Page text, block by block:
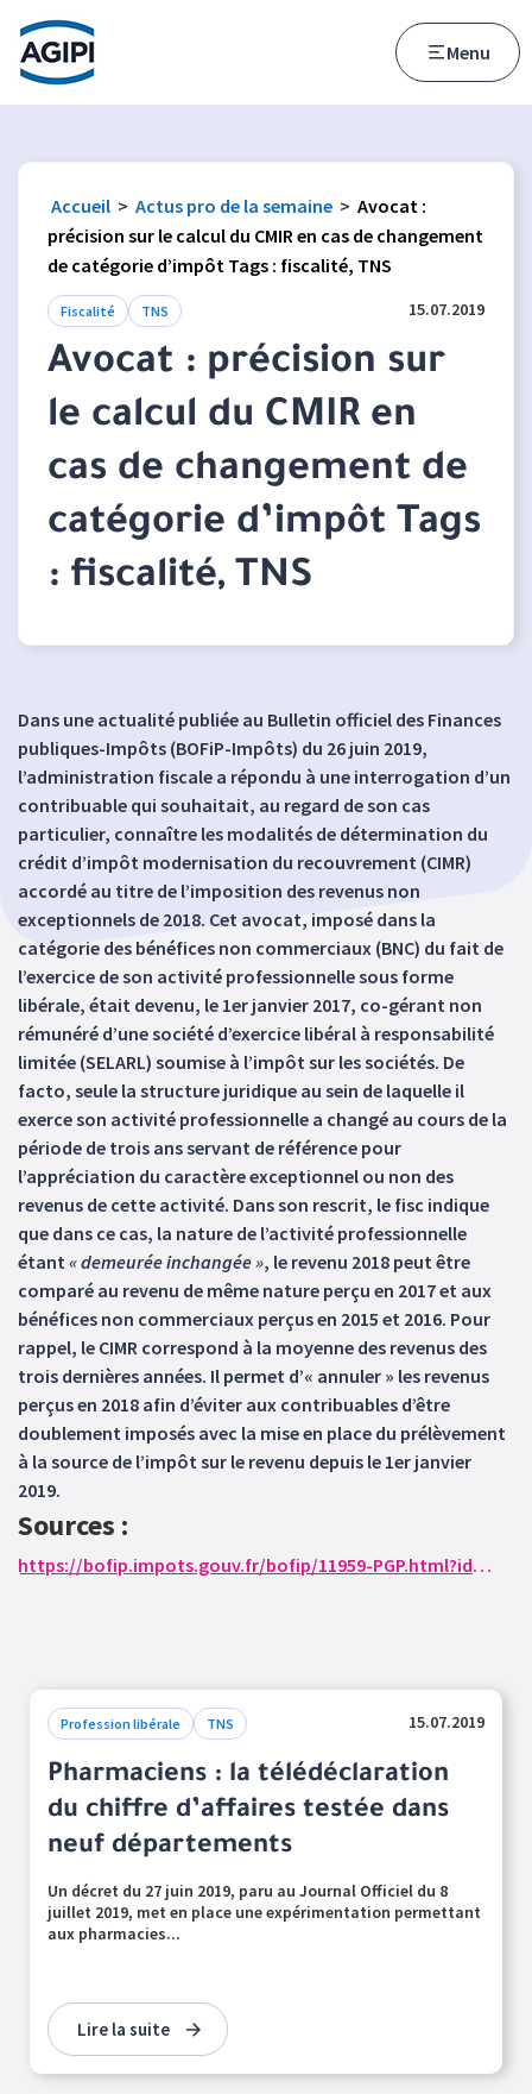
Accès au menu
Accès au contenu principal
Menu
Accueil > Actus pro de la semaine > Avocat :
précision sur le calcul du CMIR en cas de changement
de catégorie d’impôt Tags : fiscalité, TNS
Fiscalité TNS 15.07.2019
Avocat : précision sur
le calcul du CMIR en
cas de changement de
catégorie d’impôt Tags
: fiscalité, TNS
Dans une actualité publiée au Bulletin officiel des Finances
publiques-Impôts (BOFiP-Impôts) du 26 juin 2019,
l’administration fiscale a répondu à une interrogation d’un
contribuable qui souhaitait, au regard de son cas
particulier, connaître les modalités de détermination du
crédit d’impôt modernisation du recouvrement (CIMR)
accordé au titre de l’imposition des revenus non
exceptionnels de 2018. Cet avocat, imposé dans la
catégorie des bénéfices non commerciaux (BNC) du fait de
l’exercice de son activité professionnelle sous forme
libérale, était devenu, le 1er janvier 2017, co-gérant non
rémunéré d’une société d’exercice libéral à responsabilité
limitée (SELARL) soumise à l’impôt sur les sociétés. De
facto, seule la structure juridique au sein de laquelle il
exerce son activité professionnelle a changé au cours de la
période de trois ans servant de référence pour
l’appréciation du caractère exceptionnel ou non des
revenus de cette activité. Dans son rescrit, le fisc indique
que dans ce cas, la nature de l’activité professionnelle
étant « demeurée inchangée », le revenu 2018 peut être
comparé au revenu de même nature perçu en 2017 et aux
bénéfices non commerciaux perçus en 2015 et 2016. Pour
rappel, le CIMR correspond à la moyenne des revenus des
trois dernières années. Il permet d’« annuler » les revenus
perçus en 2018 afin d’éviter aux contribuables d’être
doublement imposés avec la mise en place du prélèvement
à la source de l’impôt sur le revenu depuis le 1er janvier
2019.
Sources :
https://bofip.impots.gouv.fr/bofip/11959-PGP.html?identifiant=BOI-RES-000052-20190626
Profession libérale TNS 15.07.2019
Pharmaciens : la télédéclaration
du chiffre d’affaires testée dans
neuf départements
Un décret du 27 juin 2019, paru au Journal Officiel du 8
juillet 2019, met en place une expérimentation permettant
aux pharmacies...
Lire la suite